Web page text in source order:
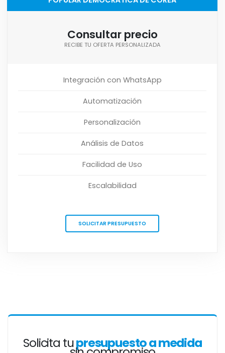
Consultar precio
RECIBE TU OFERTA PERSONALIZADA
Integración con WhatsApp
Automatización
Personalización
Análisis de Datos
Facilidad de Uso
Escalabilidad
SOLICITAR PRESUPUESTO
Solicita tupresupuesto a medida